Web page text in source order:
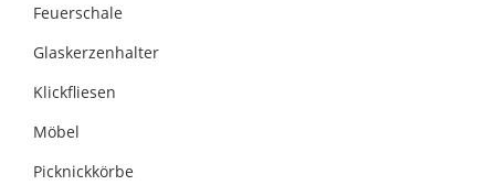
Feuerschale
Glaskerzenhalter
Klickfliesen
Möbel
Picknickkörbe